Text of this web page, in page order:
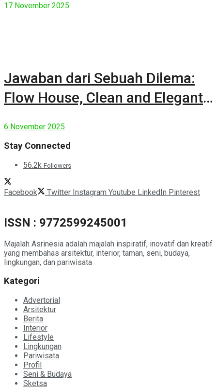
17 November 2025
Jawaban dari Sebuah Dilema:
Flow House, Clean and Elegant
6 November 2025
Stay Connected
56.2k Followers
Facebook Twitter Instagram Youtube LinkedIn Pinterest
ISSN : 9772599245001
Majalah Asrinesia adalah majalah inspiratif, inovatif dan kreatif
yang membahas arsitektur, interior, taman, seni, budaya,
lingkungan, dan pariwisata
Kategori
Advertorial
Arsitektur
Berita
Interior
Lifestyle
Lingkungan
Pariwisata
Profil
Seni & Budaya
Sketsa